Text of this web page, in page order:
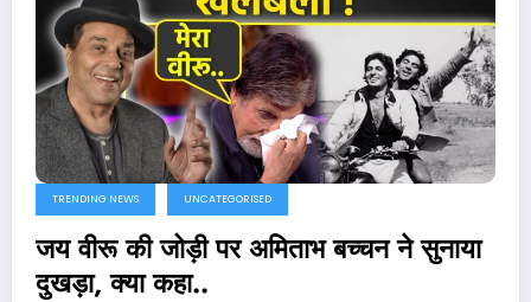
TRENDING NEWS UNCATEGORISED
जय वीरू की जोड़ी पर अमिताभ बच्चन ने सुनाया
दुखड़ा, क्या कहा..